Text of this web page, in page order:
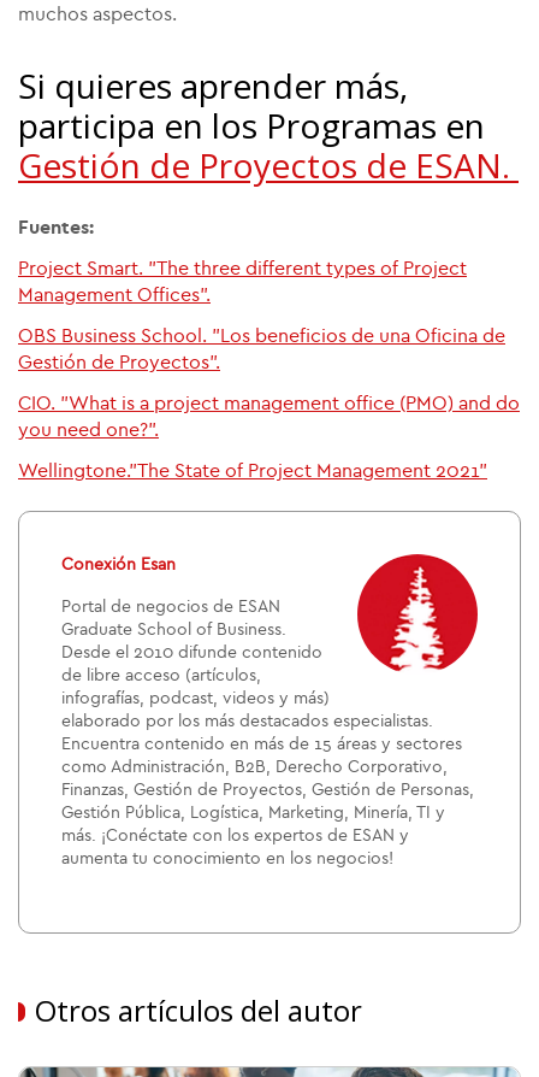
muchos aspectos.
Si quieres aprender más,
participa en los Programas en
Gestión de Proyectos de ESAN.
Fuentes:
Project Smart. "The three different types of Project
Management Offices".
OBS Business School. "Los beneficios de una Oficina de
Gestión de Proyectos".
CIO. "What is a project management office (PMO) and do
you need one?".
Wellingtone."The State of Project Management 2021"
Conexión Esan
Portal de negocios de ESAN
Graduate School of Business.
Desde el 2010 difunde contenido
de libre acceso (artículos,
infografías, podcast, videos y más)
elaborado por los más destacados especialistas.
Encuentra contenido en más de 15 áreas y sectores
como Administración, B2B, Derecho Corporativo,
Finanzas, Gestión de Proyectos, Gestión de Personas,
Gestión Pública, Logística, Marketing, Minería, TI y
más. ¡Conéctate con los expertos de ESAN y
aumenta tu conocimiento en los negocios!
Otros artículos del autor